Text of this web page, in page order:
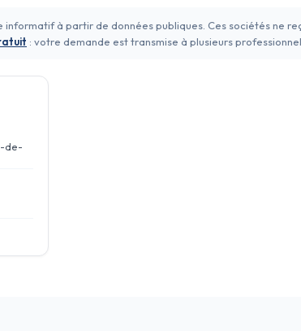
à partir de données publiques. Ces sociétés ne
: votre demande est transmise à plusieurs
de-